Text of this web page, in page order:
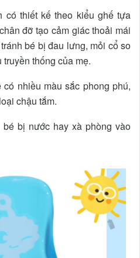
có thiết kế theo kiểu ghế tựa
đỡ tạo cảm giác thoải mái
bé bị đau lưng, mỏi cổ so
thống của mẹ.
nhiều màu sắc phong phú,
chậu tắm.
bị nước hay xà phòng vào